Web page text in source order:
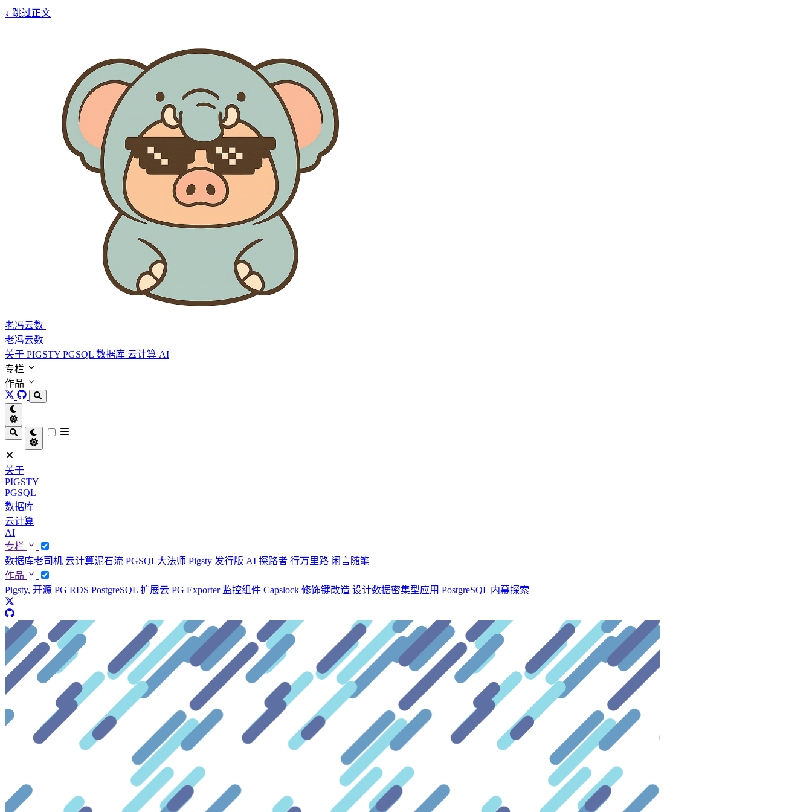
↓ 跳过正文
老冯云数
老冯云数
关于 PIGSTY PGSQL 数据库 云计算 AI
专栏
作品
关于
PIGSTY
PGSQL
数据库
云计算
AI
专栏
数据库老司机 云计算泥石流 PGSQL大法师 Pigsty 发行版 AI 探路者 行万里路 闲言随笔
作品
Pigsty, 开源 PG RDS PostgreSQL 扩展云 PG Exporter 监控组件 Capslock 修饰键改造 设计数据密集型应用 PostgreSQL 内幕探索